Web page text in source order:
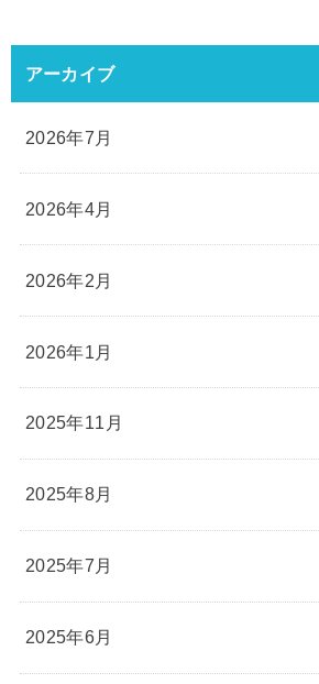
アーカイブ
2026年7月
2026年4月
2026年2月
2026年1月
2025年11月
2025年8月
2025年7月
2025年6月